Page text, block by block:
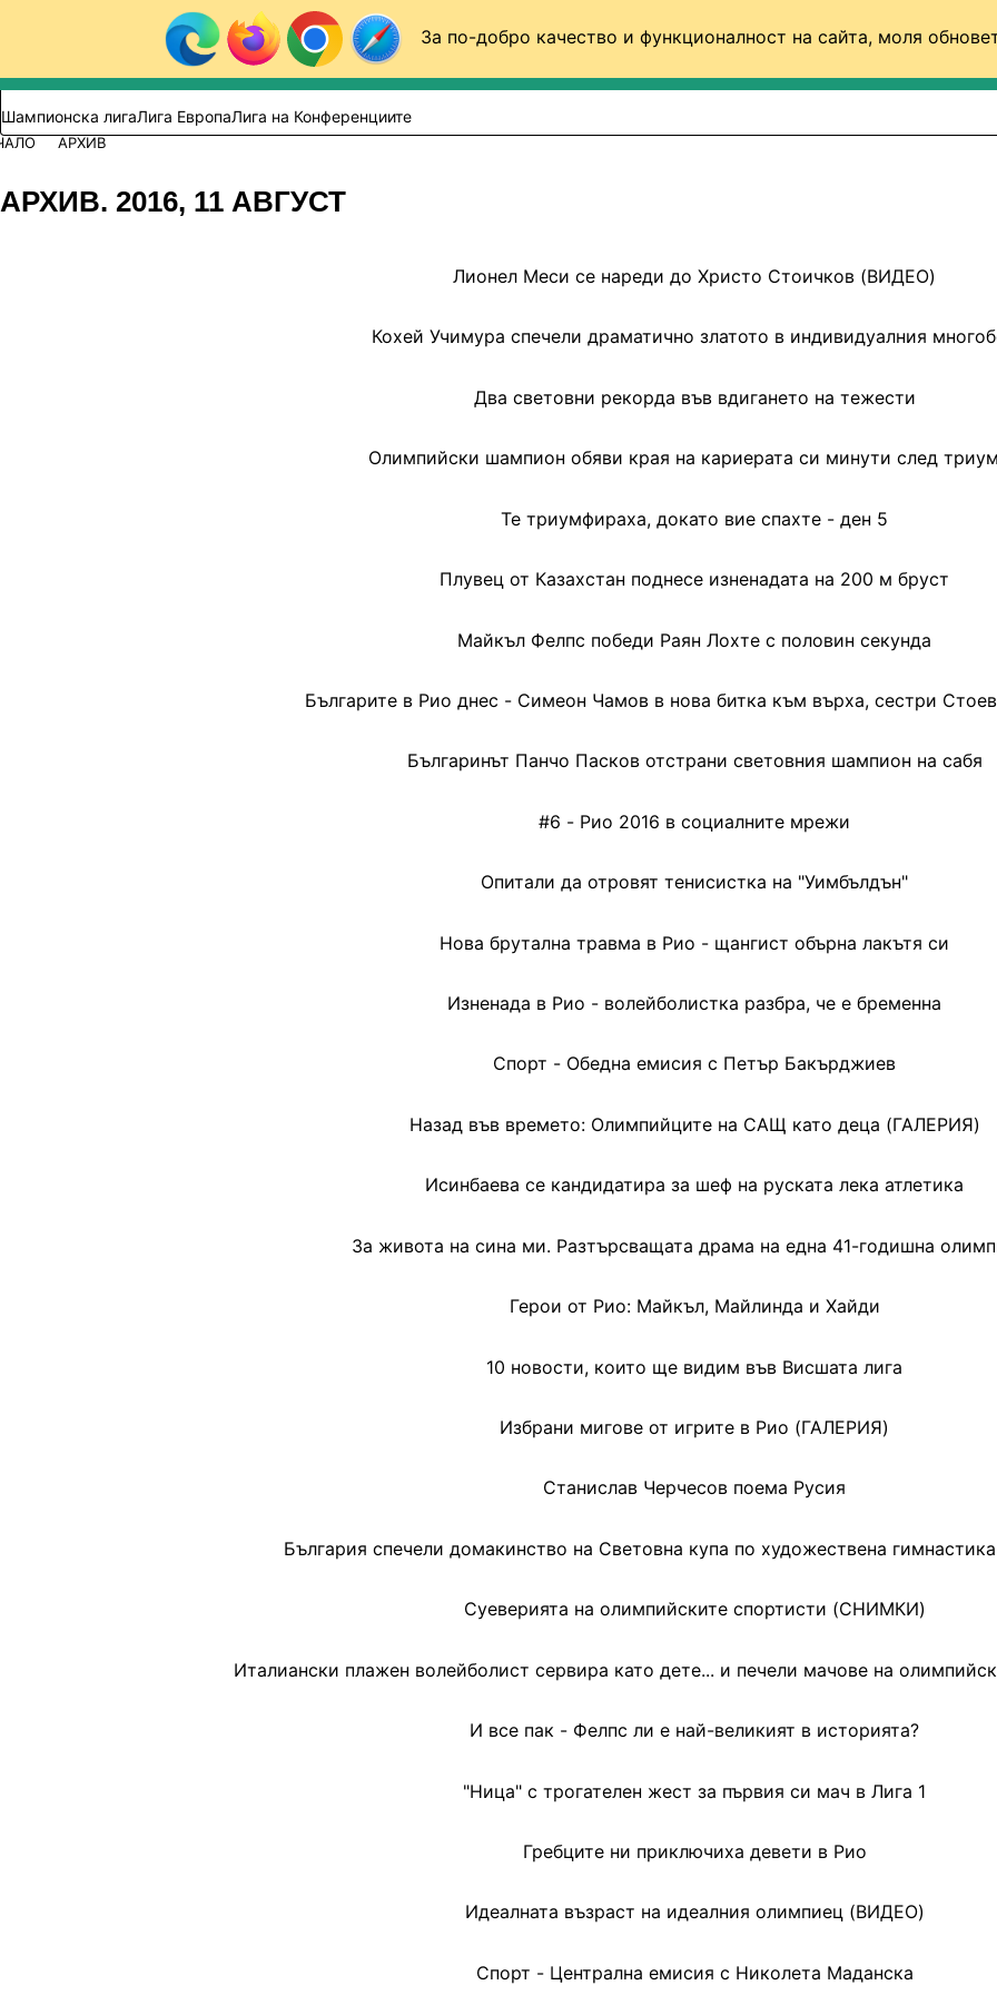
За по-добро качество и функционалност на сайта, моля
Към съдържанието
Търси в сайта
ВИДЕО ФУТБОЛ (БГ)
Шампионска лигаЛига ЕвропаЛига на Конференциите
АРХИВ
АРХИВ. 2016, 11 АВГУСТ
Лионел Меси се нареди до Христо Стоичков (ВИДЕО)
Кохей Учимура спечели драматично златото в индивидуалния
Два световни рекорда във вдигането на тежести
Олимпийски шампион обяви края на кариерата си минути след
Те триумфираха, докато вие спахте - ден 5
Плувец от Казахстан поднесе изненадата на 200 м бруст
Майкъл Фелпс победи Раян Лохте с половин секунда
Българите в Рио днес - Симеон Чамов в нова битка към върха, сестри
Българинът Панчо Пасков отстрани световния шампион на сабя
#6 - Рио 2016 в социалните мрежи
Опитали да отровят тенисистка на "Уимбълдън"
Нова брутална травма в Рио - щангист обърна лакътя си
Изненада в Рио - волейболистка разбра, че е бременна
Спорт - Обедна емисия с Петър Бакърджиев
Назад във времето: Олимпийците на САЩ като деца (ГАЛЕРИЯ)
Исинбаева се кандидатира за шеф на руската лека атлетика
За живота на сина ми. Разтърсващата драма на една 41-годишна
Герои от Рио: Майкъл, Майлинда и Хайди
10 новости, които ще видим във Висшата лига
Избрани мигове от игрите в Рио (ГАЛЕРИЯ)
Станислав Черчесов поема Русия
България спечели домакинство на Световна купа по художествена
Суеверията на олимпийските спортисти (СНИМКИ)
Италиански плажен волейболист сервира като дете... и печели мачове на
И все пак - Фелпс ли е най-великият в историята?
"Ница" с трогателен жест за първия си мач в Лига 1
Гребците ни приключиха девети в Рио
Идеалната възраст на идеалния олимпиец (ВИДЕО)
Спорт - Централна емисия с Николета Маданска